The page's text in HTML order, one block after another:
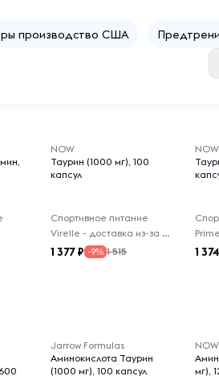
производство США
NOW
Таурин (1000 мг), 100
капсул
Спортивное питание
Virelle - доставка из-за рубежа
1 377 -9% 1 515
NOW
1 374
Jarrow Formulas
Аминокислота Таурин
(1000 мг), 100 капсул
NOW
мг),